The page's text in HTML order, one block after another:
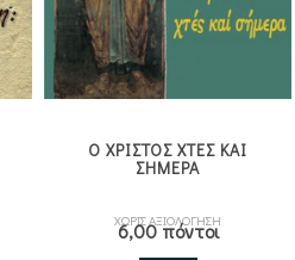
Ο ΧΡΙΣΤΟΣ ΧΤΕΣ ΚΑΙ
ΣΗΜΕΡΑ
ΧΩΡΙΣ ΑΞΙΟΛΟΓΗΣΗ
6,00 πόντοι